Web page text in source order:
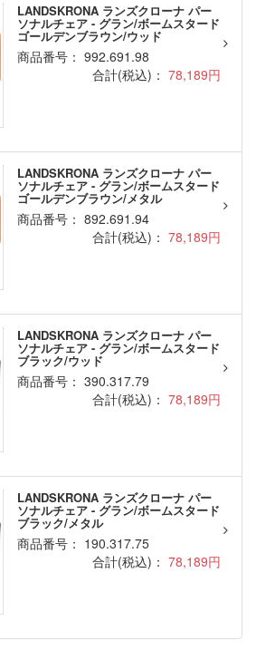
LANDSKRONA ランズクローナ パー
ソナルチェア - グラン/ボームスタード
ゴールデンブラウン/ウッド
商品番号： 992.691.98
合計(税込)： 78,189円
LANDSKRONA ランズクローナ パー
ソナルチェア - グラン/ボームスタード
ゴールデンブラウン/メタル
商品番号： 892.691.94
合計(税込)： 78,189円
LANDSKRONA ランズクローナ パー
ソナルチェア - グラン/ボームスタード
ブラック/ウッド
商品番号： 390.317.79
合計(税込)： 78,189円
LANDSKRONA ランズクローナ パー
ソナルチェア - グラン/ボームスタード
ブラック/メタル
商品番号： 190.317.75
合計(税込)： 78,189円